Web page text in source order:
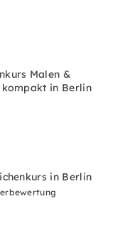
Malen &
kompakt in Berlin
in Berlin